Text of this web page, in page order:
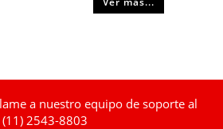
a nuestro equipo de soporte al
(11) 2543-8803